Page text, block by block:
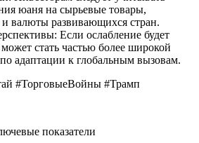
юаня на сырьевые товары,
и валюты развивающихся стран.
Если ослабление будет
стать частью более широкой
адаптации к глобальным вызовам.
#ТорговыеВойны #Трамп
показатели